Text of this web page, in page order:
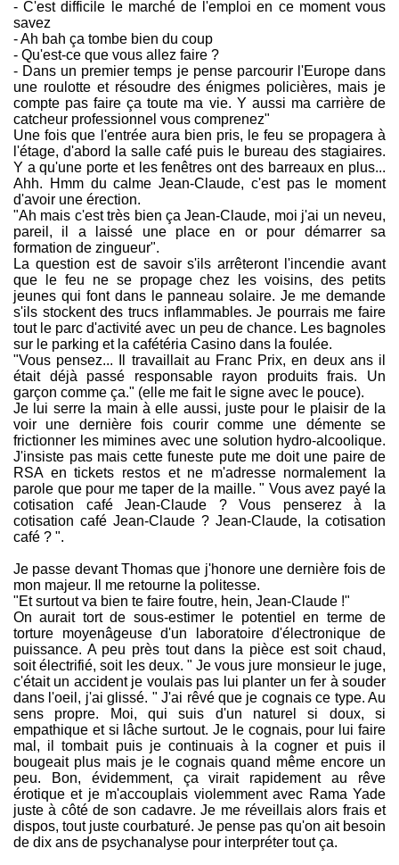
- C'est difficile le marché de l'emploi en ce moment vous
savez
- Ah bah ça tombe bien du coup
- Qu'est-ce que vous allez faire ?
- Dans un premier temps je pense parcourir l'Europe dans
une roulotte et résoudre des énigmes policières, mais je
compte pas faire ça toute ma vie. Y aussi ma carrière de
catcheur professionnel vous comprenez"
Une fois que l'entrée aura bien pris, le feu se propagera à
l'étage, d'abord la salle café puis le bureau des stagiaires.
Y a qu'une porte et les fenêtres ont des barreaux en plus...
Ahh. Hmm du calme Jean-Claude, c'est pas le moment
d'avoir une érection.
"Ah mais c'est très bien ça Jean-Claude, moi j'ai un neveu,
pareil, il a laissé une place en or pour démarrer sa
formation de zingueur".
La question est de savoir s'ils arrêteront l'incendie avant
que le feu ne se propage chez les voisins, des petits
jeunes qui font dans le panneau solaire. Je me demande
s'ils stockent des trucs inflammables. Je pourrais me faire
tout le parc d'activité avec un peu de chance. Les bagnoles
sur le parking et la cafétéria Casino dans la foulée.
"Vous pensez... Il travaillait au Franc Prix, en deux ans il
était déjà passé responsable rayon produits frais. Un
garçon comme ça." (elle me fait le signe avec le pouce).
Je lui serre la main à elle aussi, juste pour le plaisir de la
voir une dernière fois courir comme une démente se
frictionner les mimines avec une solution hydro-alcoolique.
J'insiste pas mais cette funeste pute me doit une paire de
RSA en tickets restos et ne m'adresse normalement la
parole que pour me taper de la maille. " Vous avez payé la
cotisation café Jean-Claude ? Vous penserez à la
cotisation café Jean-Claude ? Jean-Claude, la cotisation
café ? ".
Je passe devant Thomas que j'honore une dernière fois de
mon majeur. Il me retourne la politesse.
"Et surtout va bien te faire foutre, hein, Jean-Claude !"
On aurait tort de sous-estimer le potentiel en terme de
torture moyenâgeuse d'un laboratoire d'électronique de
puissance. A peu près tout dans la pièce est soit chaud,
soit électrifié, soit les deux. " Je vous jure monsieur le juge,
c'était un accident je voulais pas lui planter un fer à souder
dans l'oeil, j'ai glissé. " J'ai rêvé que je cognais ce type. Au
sens propre. Moi, qui suis d'un naturel si doux, si
empathique et si lâche surtout. Je le cognais, pour lui faire
mal, il tombait puis je continuais à la cogner et puis il
bougeait plus mais je le cognais quand même encore un
peu. Bon, évidemment, ça virait rapidement au rêve
érotique et je m'accouplais violemment avec Rama Yade
juste à côté de son cadavre. Je me réveillais alors frais et
dispos, tout juste courbaturé. Je pense pas qu'on ait besoin
de dix ans de psychanalyse pour interpréter tout ça.